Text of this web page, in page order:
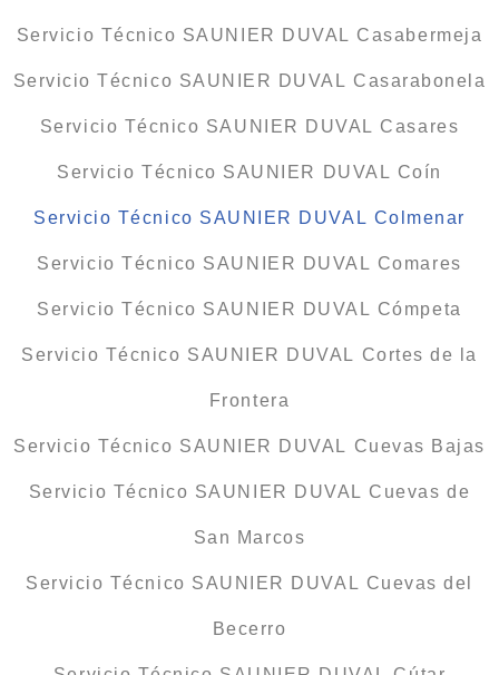
Servicio Técnico SAUNIER DUVAL Casabermeja
Servicio Técnico SAUNIER DUVAL Casarabonela
Servicio Técnico SAUNIER DUVAL Casares
Servicio Técnico SAUNIER DUVAL Coín
Servicio Técnico SAUNIER DUVAL Colmenar
Servicio Técnico SAUNIER DUVAL Comares
Servicio Técnico SAUNIER DUVAL Cómpeta
Servicio Técnico SAUNIER DUVAL Cortes de la
Frontera
Servicio Técnico SAUNIER DUVAL Cuevas Bajas
Servicio Técnico SAUNIER DUVAL Cuevas de
San Marcos
Servicio Técnico SAUNIER DUVAL Cuevas del
Becerro